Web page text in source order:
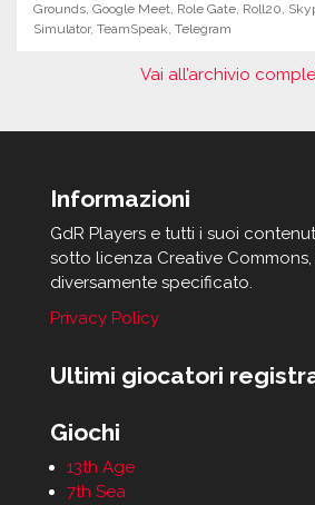
Grounds, Google Meet, Role Gate, Roll20,
Simulator, TeamSpeak, Telegram
Vai all’archivio
Informazioni
GdR Players e tutti i suoi
sotto licenza Creative
diversamente specificato.
Privacy Policy
Ultimi giocatori
Giochi
13th Age
7th Sea